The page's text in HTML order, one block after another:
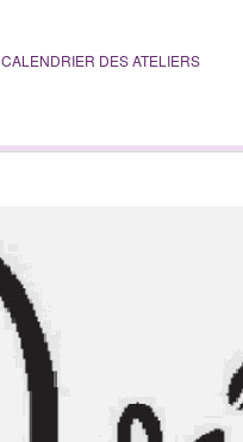
CALENDRIER DES ATELIERS